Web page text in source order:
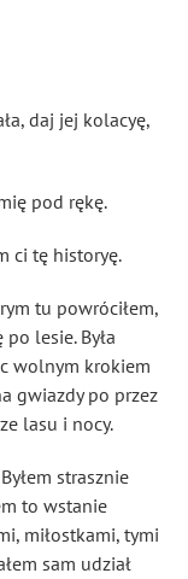
daj jej kolacyę,
pod rękę.
ci tę historyę.
tu powróciłem,
lesie. Była
wolnym krokiem
gwiazdy po przez
lasu i nocy.
strasznie
to wstanie
miłostkami, tymi
sam udział